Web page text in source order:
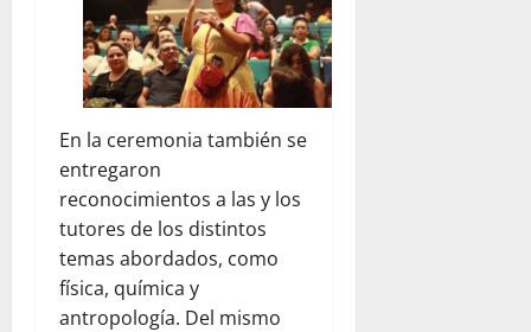
En la ceremonia también se
entregaron
reconocimientos a las y los
tutores de los distintos
temas abordados, como
física, química y
antropología. Del mismo